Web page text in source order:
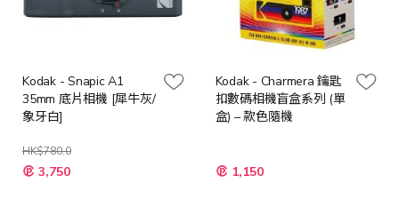
Kodak - Snapic A1
35mm 底片相機 [犀牛灰/
象牙白]
HK$780.0
3,750
Kodak - Charmera 鑰匙
扣數碼相機盲盒系列 (單
盒) – 款色隨機
1,150